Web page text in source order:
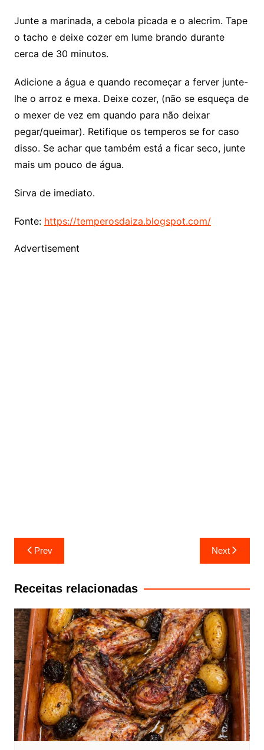
Junte a marinada, a cebola picada e o alecrim. Tape
o tacho e deixe cozer em lume brando durante
cerca de 30 minutos.
Adicione a água e quando recomeçar a ferver junte-
lhe o arroz e mexa. Deixe cozer, (não se esqueça de
o mexer de vez em quando para não deixar
pegar/queimar). Retifique os temperos se for caso
disso. Se achar que também está a ficar seco, junte
mais um pouco de água.
Sirva de imediato.
Fonte: https://temperosdaiza.blogspot.com/
Advertisement
Navegação
de
artigos
Prev Next
Receitas relacionadas